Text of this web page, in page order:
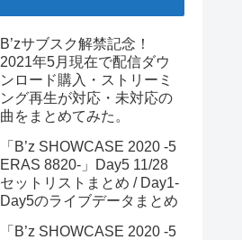
B’zサブスク解禁記念！
2021年5月現在で配信ダウ
ンロード購入・ストリーミ
ング再生が対応・未対応の
曲をまとめてみた。
「B’z SHOWCASE 2020 -5
ERAS 8820-」Day5 11/28
セットリストまとめ / Day1-
Day5のライブデータまとめ
「B’z SHOWCASE 2020 -5